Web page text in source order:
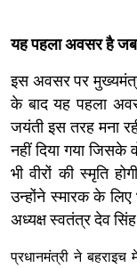
यह पहला अवसर है जब
इस अवसर पर
के बाद यह पहला
जयंती इस तरह मना
नहीं दिया गया
भी वीरों की स्मृति
उन्होंने स्मारक के
अध्यक्ष स्वतंत्र देव
प्रधानमंत्री ने